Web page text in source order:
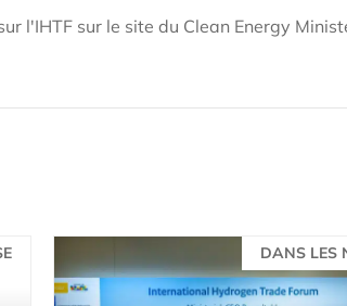
l'IHTF sur le site du Clean Energy
DANS LES